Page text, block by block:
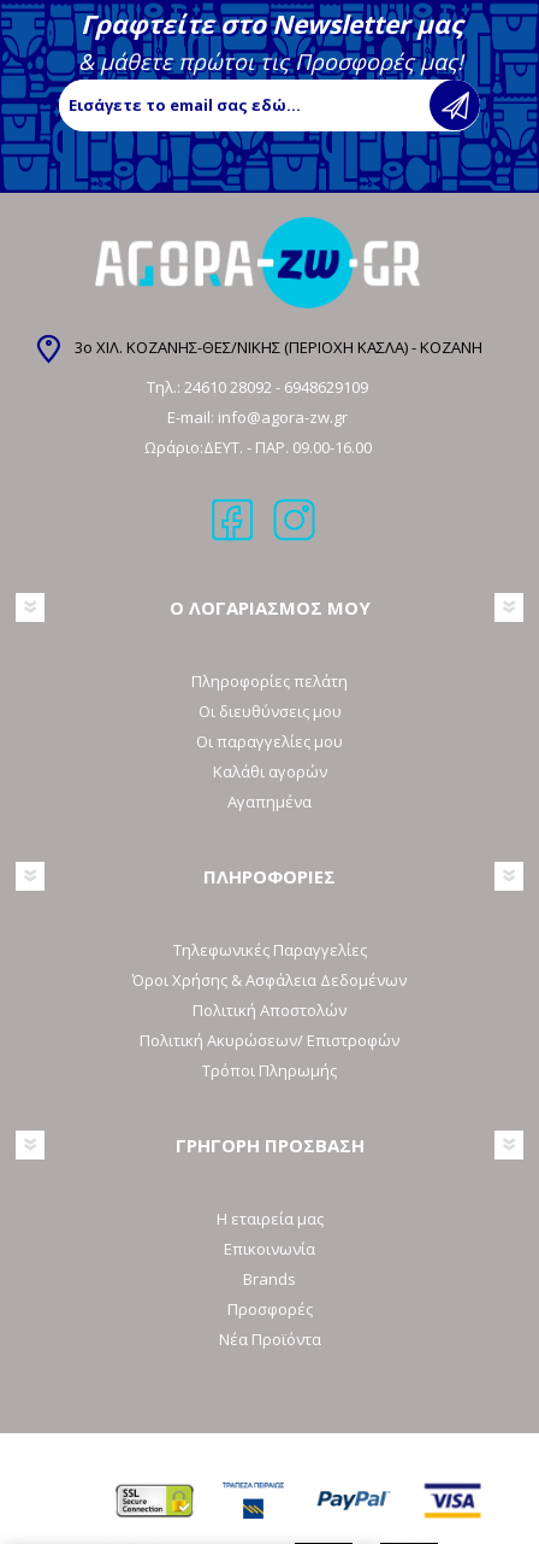
Γραφτείτε στο Newsletter μας
& μάθετε πρώτοι τις Προσφορές μας!
3ο ΧΙΛ. ΚΟΖΑΝΗΣ-ΘΕΣ/ΝΙΚΗΣ (ΠΕΡΙΟΧΗ ΚΑΣΛΑ) - ΚΟΖΑΝΗ
Τηλ.: 24610 28092- 6948629109
E-mail: info@agora-zw.gr
Ωράριο:ΔΕΥΤ. - ΠΑΡ. 09.00-16.00
Ο ΛΟΓΑΡΙΑΣΜΟΣ ΜΟΥ
Πληροφορίες πελάτη
Οι διευθύνσεις μου
Οι παραγγελίες μου
Καλάθι αγορών
Αγαπημένα
ΠΛΗΡΟΦΟΡΙΕΣ
Τηλεφωνικές Παραγγελίες
Όροι Χρήσης & Ασφάλεια Δεδομένων
Πολιτική Αποστολών
Πολιτική Ακυρώσεων/ Επιστροφών
Τρόποι Πληρωμής
ΓΡΗΓΟΡΗ ΠΡΟΣΒΑΣΗ
Η εταιρεία μας
Επικοινωνία
Brands
Προσφορές
Νέα Προϊόντα